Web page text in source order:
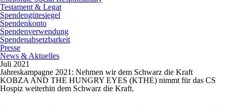
Testament & Legat
Spendengütesiegel
Spendenkonto
Spendenverwendung
Spendenabsetzbarkeit
Presse
News & Aktuelles
Juli 2021
Jahreskampagne 2021: Nehmen wir dem Schwarz die Kraft
KOBZA AND THE HUNGRY EYES (KTHE) nimmt für das CS
Hospiz weiterhin dem Schwarz die Kraft.